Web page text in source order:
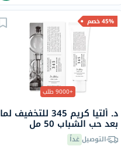
45% خصم
+9000 طلب
د. ألتيا كريم 345 للتخفيف لما
بعد حب الشباب 50 مل
التوصيلغداً